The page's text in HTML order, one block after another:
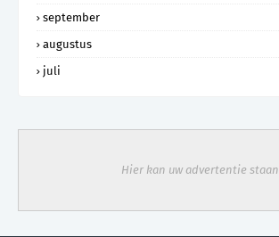
september
augustus
juli
Hier kan uw advertentie staan